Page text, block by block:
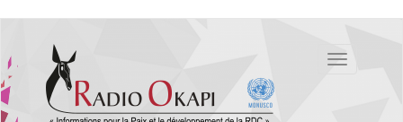
contenu
principal
Toggle